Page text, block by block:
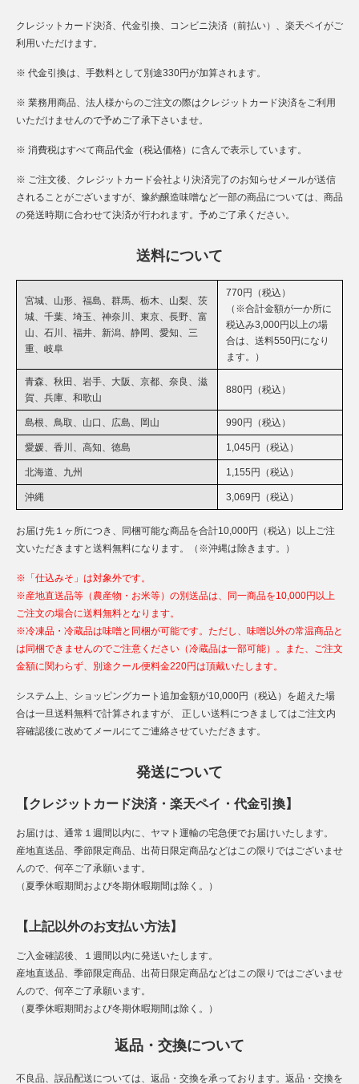
クレジットカード決済、代金引換、コンビニ決済（前払い）、楽天ペイがご
利用いただけます。
※ 代金引換は、手数料として別途330円が加算されます。
※ 業務用商品、法人様からのご注文の際はクレジットカード決済をご利用
いただけませんので予めご了承下さいませ。
※ 消費税はすべて商品代金（税込価格）に含んで表示しています。
※ ご注文後、クレジットカード会社より決済完了のお知らせメールが送信
されることがございますが、豫約醸造味噌など一部の商品については、商品
の発送時期に合わせて決済が行われます。予めご了承ください。
送料について
宮城、山形、福島、群馬、栃木、山梨、茨
城、千葉、埼玉、神奈川、東京、長野、富
山、石川、福井、新潟、静岡、愛知、三
重、岐阜
770円（税込）
（※合計金額が一か所に
税込み3,000円以上の場
合は、送料550円になり
ます。）
青森、秋田、岩手、大阪、京都、奈良、滋
賀、兵庫、和歌山
880円（税込）
島根、鳥取、山口、広島、岡山 990円（税込）
愛媛、香川、高知、徳島 1,045円（税込）
北海道、九州 1,155円（税込）
沖縄 3,069円（税込）
お届け先１ヶ所につき、同梱可能な商品を合計10,000円（税込）以上ご注
文いただきますと送料無料になります。（※沖縄は除きます。）
※「仕込みそ」は対象外です。
※産地直送品等（農産物・お米等）の別送品は、同一商品を10,000円以上
ご注文の場合に送料無料となります。
※冷凍品・冷蔵品は味噌と同梱が可能です。ただし、味噌以外の常温商品と
は同梱できませんのでご注意ください（冷蔵品は一部可能）。また、ご注文
金額に関わらず、別途クール便料金220円は頂戴いたします。
システム上、ショッピングカート追加金額が10,000円（税込）を超えた場
合は一旦送料無料で計算されますが、 正しい送料につきましてはご注文内
容確認後に改めてメールにてご連絡させていただきます。
発送について
【クレジットカード決済・楽天ペイ・代金引換】
お届けは、通常１週間以内に、ヤマト運輸の宅急便でお届けいたします。
産地直送品、季節限定商品、出荷日限定商品などはこの限りではございませ
んので、何卒ご了承願います。
（夏季休暇期間および冬期休暇期間は除く。）
【上記以外のお支払い方法】
ご入金確認後、１週間以内に発送いたします。
産地直送品、季節限定商品、出荷日限定商品などはこの限りではございませ
んので、何卒ご了承願います。
（夏季休暇期間および冬期休暇期間は除く。）
返品・交換について
不良品、誤品配送については、返品・交換を承っております。返品・交換を